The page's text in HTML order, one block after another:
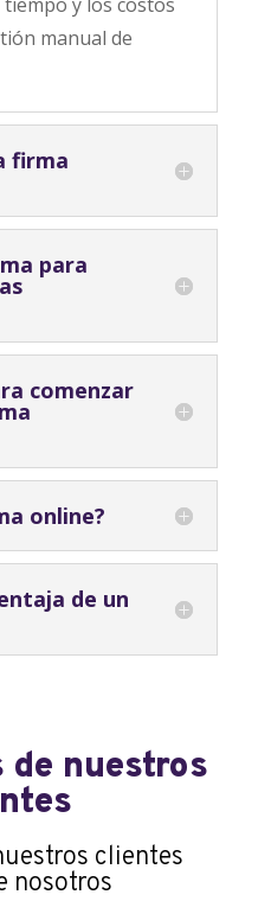
manual de
firma
para
comenzar
online?
de un
de nuestros
clientes
nosotros